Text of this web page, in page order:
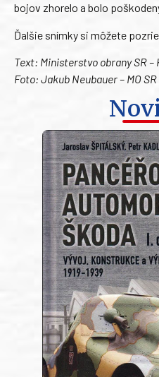
bojov zhorelo a bolo
Ďalšie snímky si môžete
Text: Ministerstvo obrany SR –
Foto: Jakub Neubauer – MO SR